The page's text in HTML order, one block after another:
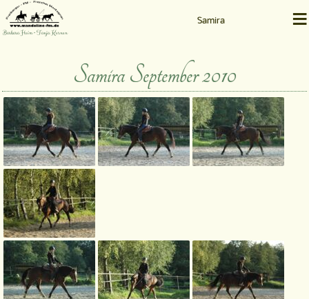
Barbara Heim • Tanja Kernen
Samira ≡
Samira September 2010